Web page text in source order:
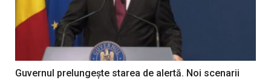
Guvernul prelungește starea de alertă. Noi scenarii